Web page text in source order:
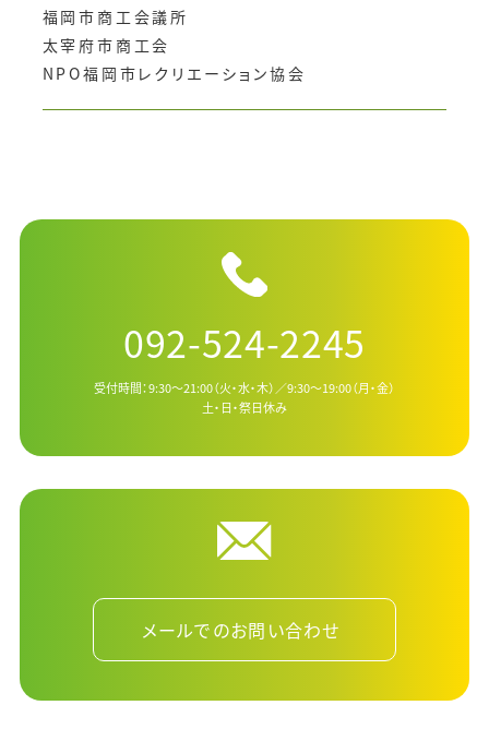
福岡市商工会議所
太宰府市商工会
NPO福岡市レクリエーション協会
092-524-2245
受付時間：9:30～21:00（火・水・木）／9:30～19:00（月・金）
土・日・祭日休み
メールでのお問い合わせ